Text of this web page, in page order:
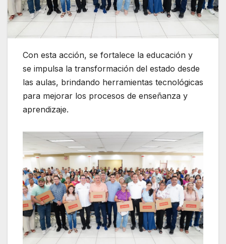
Con esta acción, se fortalece la educación y
se impulsa la transformación del estado desde
las aulas, brindando herramientas tecnológicas
para mejorar los procesos de enseñanza y
aprendizaje.